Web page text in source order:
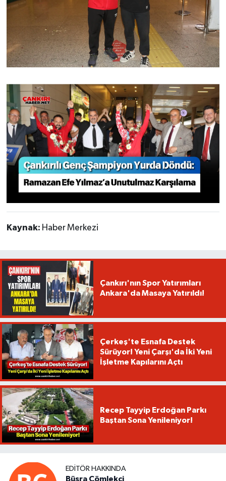
Kaynak: Haber Merkezi
Çankırı'nın Spor Yatırımları
Ankara'da Masaya Yatırıldı!
Çerkeş'te Esnafa Destek
Sürüyor! Yeni Çarşı'da İki Yeni
İşletme Kapılarını Açtı
Recep Tayyip Erdoğan Parkı
Baştan Sona Yenileniyor!
EDITÖR HAKKINDA
Büşra Çömlekci